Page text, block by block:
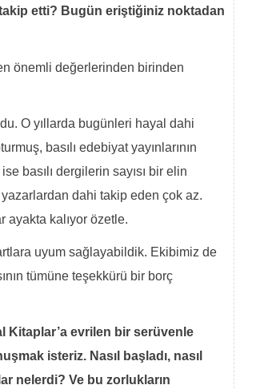
etti? Bugün eriştiğiniz noktadan
önemli değerlerinden birinden
O yıllarda bugünleri hayal dahi
basılı edebiyat yayınlarının
basılı dergilerin sayısı bir elin
dahi takip eden çok az.
ayakta kalıyor özetle.
uyum sağlayabildik. Ekibimiz de
tümüne teşekkürü bir borç
Kitaplar’a evrilen bir serüvenle
isteriz. Nasıl başladı, nasıl
nelerdi? Ve bu zorlukların